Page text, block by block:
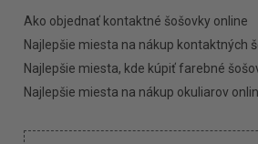
Ako objednať kontaktné šošovky online
Najlepšie miesta na nákup kontaktných
Najlepšie miesta, kde kúpiť farebné
Najlepšie miesta na nákup okuliarov